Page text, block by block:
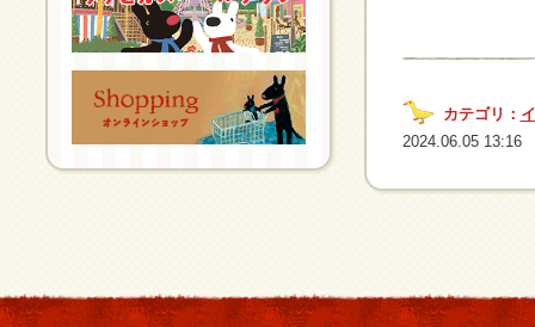
カテゴリ：
2024.06.05 13:16